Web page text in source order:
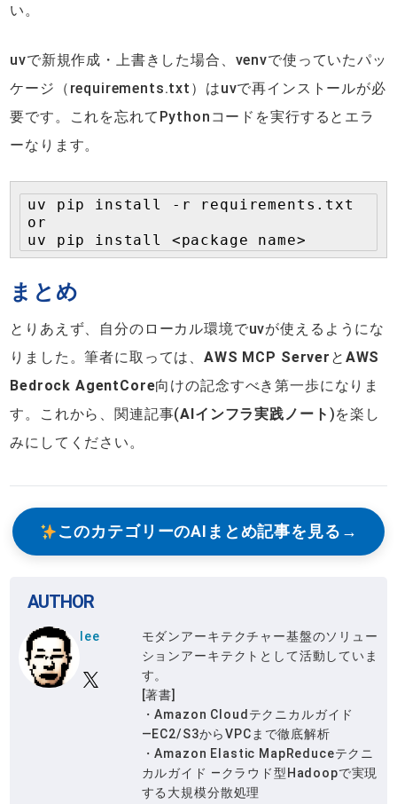
い。
uvで新規作成・上書きした場合、venvで使っていたパッ
ケージ（requirements.txt）はuvで再インストールが必
要です。これを忘れてPythonコードを実行するとエラ
ーなります。
uv pip install -r requirements.txt
or
uv pip install <package name>
まとめ
とりあえず、自分のローカル環境でuvが使えるようにな
りました。筆者に取っては、AWS MCP Server と AWS
Bedrock AgentCore向けの記念すべき第一歩になりま
す。これから、関連記事(AIインフラ実践ノート )を楽し
みにしてください。
このカテゴリーのAIまとめ記事を見る
AUTHOR
lee
モダンアーキテクチャー基盤のソリュー
ションアーキテクトとして活動していま
す。
[著書]
・Amazon Cloudテクニカルガイド
―EC2/S3からVPCまで徹底解析
・Amazon Elastic MapReduceテクニ
カルガイド ―クラウド型Hadoopで実現
する大規模分散処理